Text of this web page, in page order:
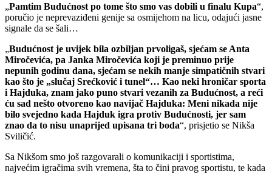
„Pamtim Budućnost po tome što smo vas dobili u finalu Kupa“,
poručio je neprevaziđeni genije sa osmijehom na licu, odajući jasne
signale da se šali…
„Budućnost je uvijek bila ozbiljan prvoligaš, sjećam se Anta
Miročevića, pa Janka Miročevića koji je preminuo prije
nepunih godinu dana, sjećam se nekih manje simpatičnih stvari
kao što je „slučaj Srećković i tunel“… Kao neki hroničar sporta
i Hajduka, znam jako puno stvari vezanih za Budućnost, a reći
ću sad nešto otvoreno kao navijač Hajduka: Meni nikada nije
bilo svejedno kada Hajduk igra protiv Budućnosti, jer sam
znao da to nisu unaprijed upisana tri boda“, prisjetio se Nikša
Sviličić.
Sa Nikšom smo još razgovarali o komunikaciji i sportistima,
najvećim igračima svih vremena, šta to čini pravog sportistu, te kada